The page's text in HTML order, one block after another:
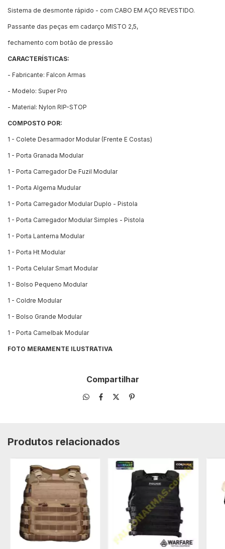
Sistema de desmonte rápido - com CABO EM AÇO REVESTIDO.
Passante das peças em cadarço MISTO 2,5,
fechamento com botão de pressão
CARACTERÍSTICAS:
- Fabricante: Falcon Armas
- Modelo: Super Pro
- Material: Nylon RIP-STOP
COMPOSTO POR:
1 - Colete Desarmador Modular (Frente E Costas)
1 - Porta Granada Modular
1 - Porta Carregador De Fuzil Modular
1 - Porta Algema Mudular
1 - Porta Carregador Modular Duplo - Pistola
1 - Porta Carregador Modular Simples - Pistola
1 - Porta Lanterna Modular
1 - Porta Ht Modular
1 - Porta Celular Smart Modular
1 - Bolso Pequeno Modular
1 - Coldre Modular
1 - Bolso Grande Modular
1 - Porta Camelbak Modular
FOTO MERAMENTE ILUSTRATIVA
Compartilhar
Produtos relacionados